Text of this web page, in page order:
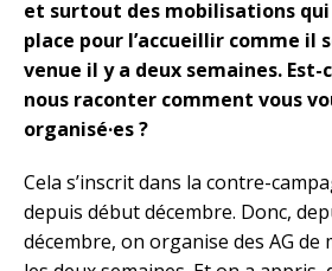
et surtout des mobilisations
place pour l’accueillir comme il
venue il y a deux semaines. Est-
nous raconter comment vous
organisé·es ?
Cela s’inscrit dans la contre-
depuis début décembre. Donc,
décembre, on organise des AG